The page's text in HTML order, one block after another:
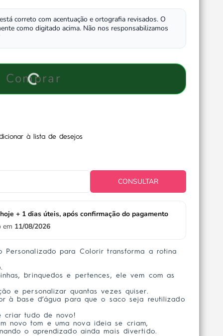
correto com acentuação e ortografia revisados. O
como digitado acima. Não nos responsabilizamos
Comprar
à lista de desejos
CONSULTAR
+ 1 dias úteis, após confirmação do pagamento
em 11/08/2026
Personalizado para Colorir transforma a rotina
brinquedos e pertences, ele vem com as
e personalizar quantas vezes quiser.
à base d’água para que o saco seja reutilizado
criar tudo de novo!
novo tom e uma nova ideia se criam,
o aprendizado ainda mais divertido.